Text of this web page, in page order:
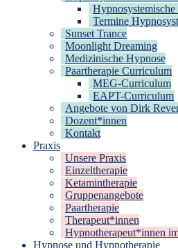
Termine
Sunset Trance
Moonlight Dreaming
Medizinische Hypnose
Paartherapie Curriculum
MEG-Curriculum
EAPT-Curriculum
Angebote von Dirk
Dozent*innen
Kontakt
Praxis
Unsere Praxis
Einzeltherapie
Ketamintherapie
Gruppenangebote
Paartherapie
Therapeut*innen
Hypnotherapeut*innen
Hypnose und Hypnotherapie